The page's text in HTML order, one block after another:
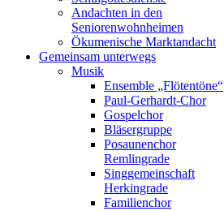
Andachten in den
Seniorenwohnheimen
Ökumenische Marktandacht
Gemeinsam unterwegs
Musik
Ensemble „Flötentöne“
Paul-Gerhardt-Chor
Gospelchor
Bläsergruppe
Posaunenchor
Remlingrade
Singgemeinschaft
Herkingrade
Familienchor